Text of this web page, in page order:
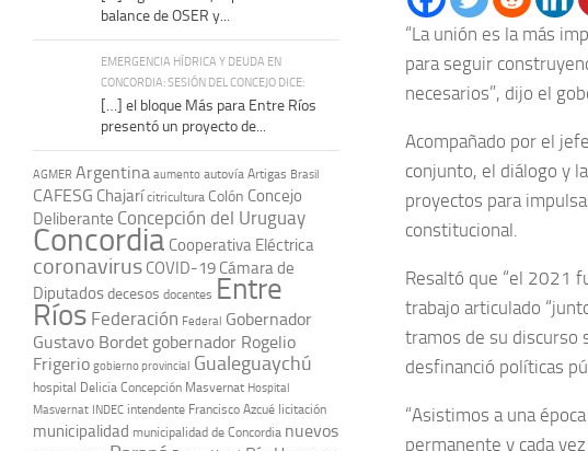
“La unión es la más
para seguir
necesarios”, dijo el
Acompañado por el
conjunto, el diálogo y
proyectos para
constitucional.
Resaltó que “el 2021
trabajo articulado
tramos de su discurso
desfinanció políticas
“Asistimos a una
permanente y cada
balance de OSER y...
EMERGENCIA HÍDRICA Y DEUDA EN
CONCORDIA: SESIÓN DEL CONCEJO DICE:
[…] el bloque Más para Entre Ríos
presentó un proyecto de...
AGMER Argentina aumento autovía Artigas Brasil
CAFESG Chajarí citricultura Colón Concejo
Deliberante Concepción del Uruguay
Concordia Cooperativa Eléctrica
coronavirus COVID-19 Cámara de
Diputadosdecesos docentes Entre
Ríos Federación Federal Gobernador
Gustavo Bordet gobernador Rogelio
Frigerio gobierno provincial Gualeguaychú
hospital Delicia Concepción Masvernat Hospital
Masvernat INDEC intendente Francisco Azcué licitación
municipalidad municipalidad de Concordia nuevos